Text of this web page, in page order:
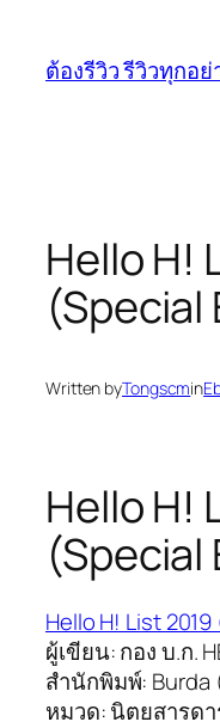
content
ต้องรีวิว รีวิวทุกอ
Hello H!
(Special
Written byTongscmin
Hello H!
(Special
Hello H! List
ผู้เขียน: กอง บ.ก.
สำนักพิมพ์: Burda
หมวด: นิตยสารด